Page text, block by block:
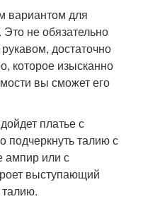
вариантом для
не обязательно
достаточно
которое изысканно
вы сможет его
платье с
талию с
ампир или с
выступающий